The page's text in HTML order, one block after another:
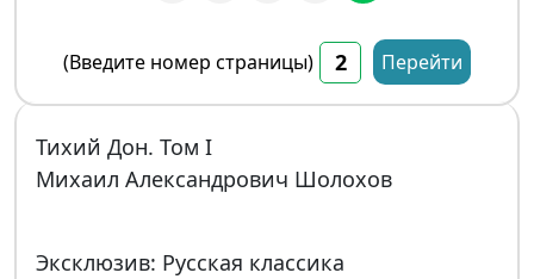
(Введите номер страницы) Перейти
Тихий Дон. Том I
Михаил Александрович Шолохов
Эксклюзив: Русская классика